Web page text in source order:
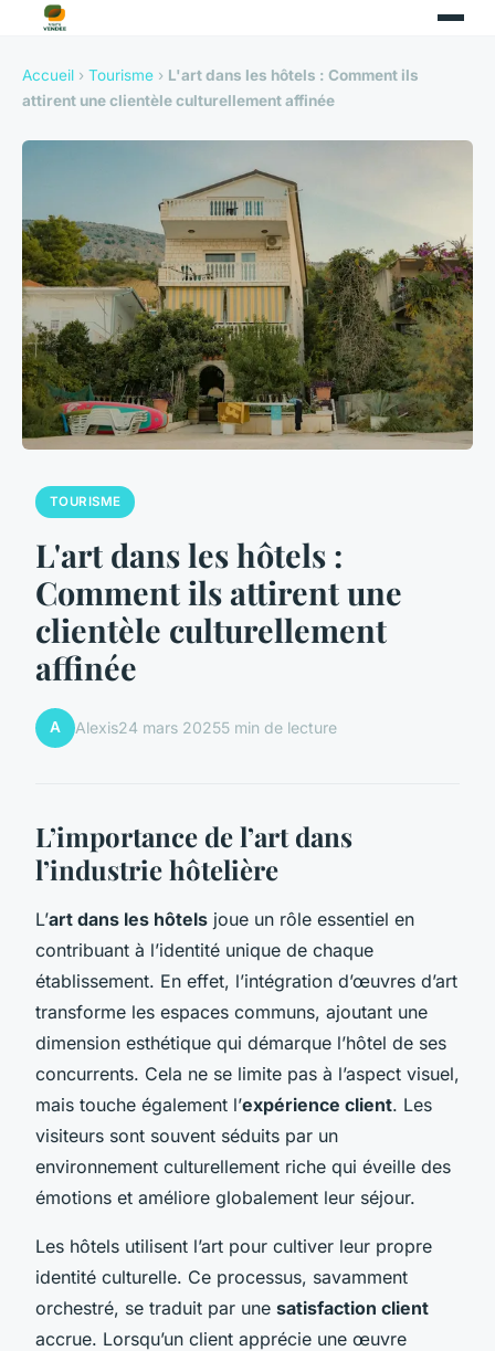
Accueil › Tourisme › L'art dans les hôtels : Comment ils
attirent une clientèle culturellement affinée
TOURISME
L'art dans les hôtels :
Comment ils attirent une
clientèle culturellement
affinée
A Alexis24 mars 20255 min de lecture
L’importance de l’art dans
l’industrie hôtelière
L’art dans les hôtels joue un rôle essentiel en
contribuant à l’identité unique de chaque
établissement. En effet, l’intégration d’œuvres d’art
transforme les espaces communs, ajoutant une
dimension esthétique qui démarque l’hôtel de ses
concurrents. Cela ne se limite pas à l’aspect visuel,
mais touche également l’expérience client. Les
visiteurs sont souvent séduits par un
environnement culturellement riche qui éveille des
émotions et améliore globalement leur séjour.
Les hôtels utilisent l’art pour cultiver leur propre
identité culturelle. Ce processus, savamment
orchestré, se traduit par une satisfaction client
accrue. Lorsqu’un client apprécie une œuvre